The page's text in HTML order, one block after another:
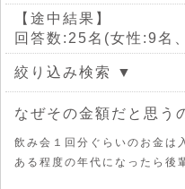
【途中結果】
回答数:25名(女性:9名
絞り込み検索 ▼
なぜその金額だと思う
飲み会１回分ぐらいのお金は
ある程度の年代になったら後